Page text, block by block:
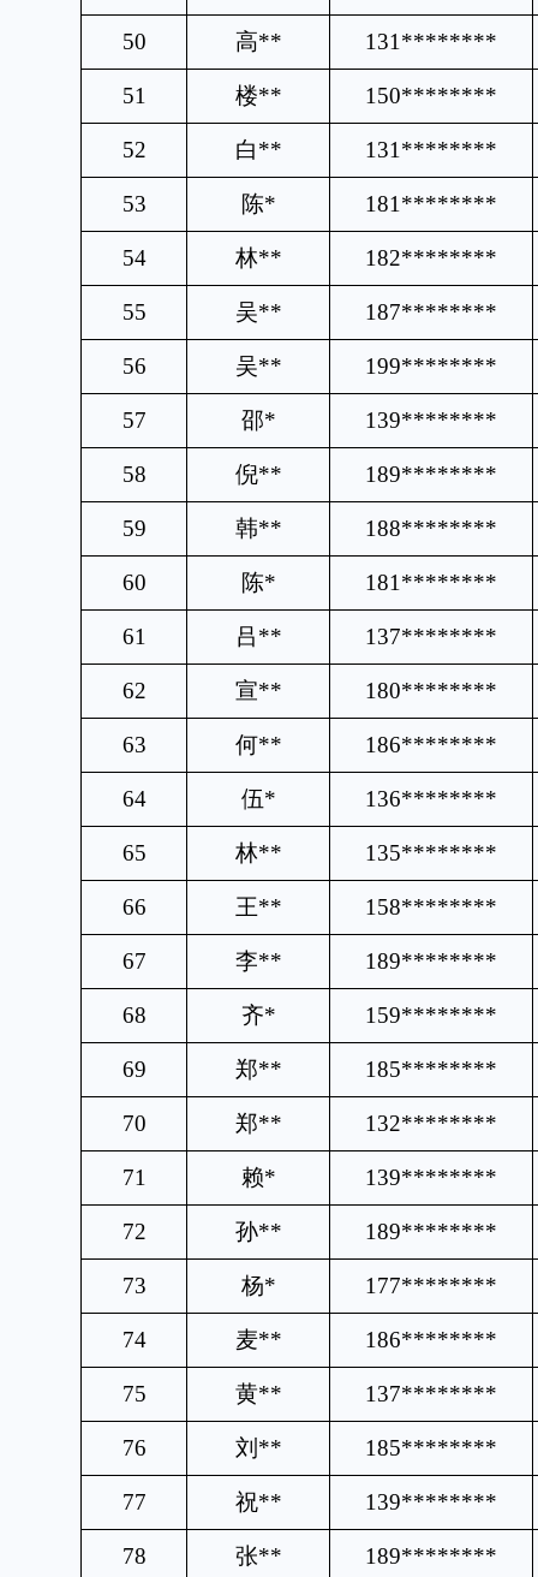
50 高** 131********
51 楼** 150********
52 白** 131********
53 陈* 181********
54 林** 182********
55 吴** 187********
56 吴** 199********
57 邵* 139********
58 倪** 189********
59 韩** 188********
60 陈* 181********
61 吕** 137********
62 宣** 180********
63 何** 186********
64 伍* 136********
65 林** 135********
66 王** 158********
67 李** 189********
68 齐* 159********
69 郑** 185********
70 郑** 132********
71 赖* 139********
72 孙** 189********
73 杨* 177********
74 麦** 186********
75 黄** 137********
76 刘 ** 185********
77 祝** 139********
78 张** 189********